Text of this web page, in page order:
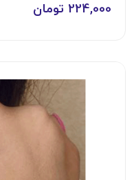
224,000 تومان